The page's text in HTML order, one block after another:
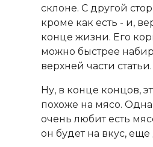
склоне. С другой
кроме как есть - и,
конце жизни. Его
можно быстрее
верхней части статьи.
Ну, в конце концов,
похоже на мясо.
очень любит есть
он будет на вкус, еще